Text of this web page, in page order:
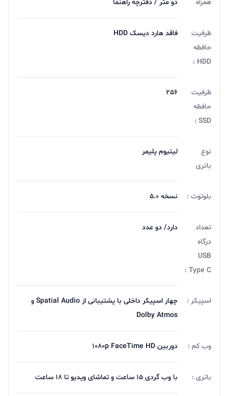
همراه دو متر / دفترچه راهنما
ظرفیت
حافظه
HDD :
فاقد هارد دیسک HDD
ظرفیت
حافظه
SSD :
256
نوع
باتری
لیتیوم پلیمر
بلوتوث : نسخه 5.0
تعداد
درگاه
USB
Type C :
دارد/ دو عدد
اسپیکر :
چهار اسپیکر داخلی با پشتیبانی از Spatial Audio و
Dolby Atmos
وب‌ کم : دوربین 1080p FaceTime HD
باتری : با وب گردی 15 ساعت و تماشای ویدیو تا 18 ساعت